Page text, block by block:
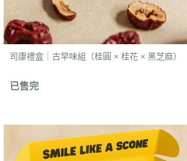
司康禮盒｜古早味組（桂圓 × 桂花 × 黑芝麻）
已售完